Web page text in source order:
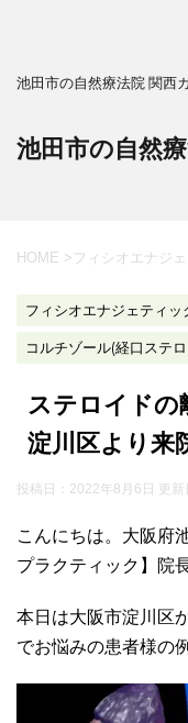
池田市の自然療法院 関西
池田市の自然
HOME > フィシオエナジ
フィシオエナジェティッ
コルチゾール(経口ステ
ステロイドの
淀川区より来
投稿日：2022年8月6日 更新
こんにちは。大阪府
プラクティック】院
本日は大阪市淀川区
でお悩みの患者様の